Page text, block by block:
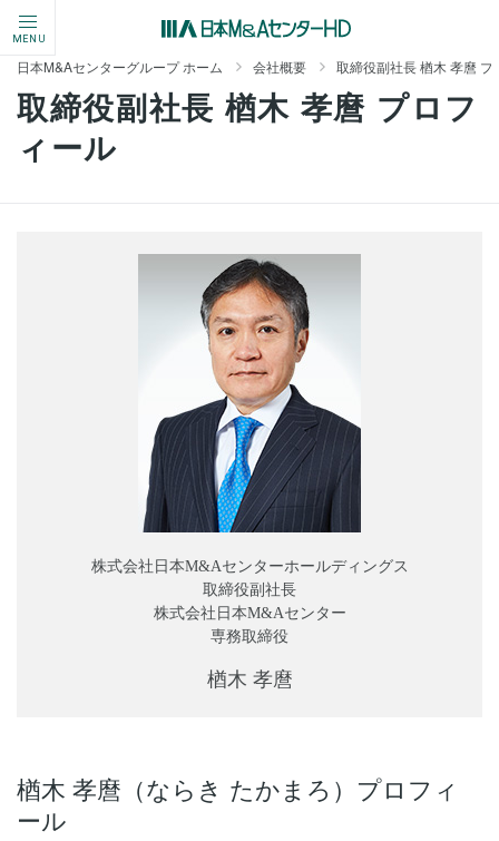
MENU
日本M&Aセンターグループ ホーム 会社概要 取締役副社長 楢木 孝麿 プ
取締役副社長 楢木 孝麿 プロフ
ィール
株式会社日本M&Aセンターホールディングス
取締役副社長
株式会社日本M&Aセンター
専務取締役
楢木 孝麿
楢木 孝麿（ならき たかまろ）プロフィ
ール